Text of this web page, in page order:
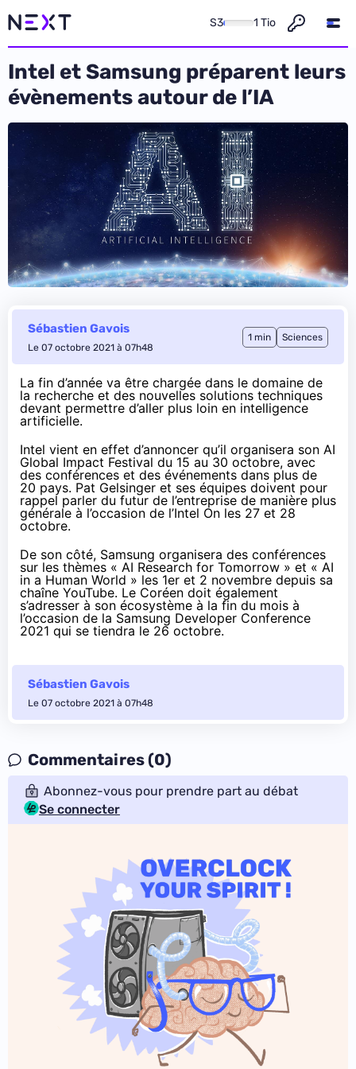
S3 1 Tio
Intel et Samsung préparent leurs
évènements autour de l’IA
Sébastien Gavois
Le 07 octobre 2021 à 07h48
1 min Sciences
La fin d’année va être chargée dans le domaine de
la recherche et des nouvelles solutions techniques
devant permettre d’aller plus loin en intelligence
artificielle.
Intel vient en effet d’annoncer qu’il organisera son AI
Global Impact Festival du 15 au 30 octobre, avec
des conférences et des événements dans plus de
20 pays. Pat Gelsinger et ses équipes doivent pour
rappel parler du futur de l’entreprise de manière plus
générale à l’occasion de l’Intel On les 27 et 28
octobre.
De son côté, Samsung organisera des conférences
sur les thèmes « AI Research for Tomorrow » et « AI
in a Human World » les 1er et 2 novembre depuis sa
chaîne YouTube. Le Coréen doit également
s’adresser à son écosystème à la fin du mois à
l’occasion de la Samsung Developer Conference
2021 qui se tiendra le 26 octobre.
Sébastien Gavois
Le 07 octobre 2021 à 07h48
Commentaires (0)
Abonnez-vous pour prendre part au débat
Se connecter